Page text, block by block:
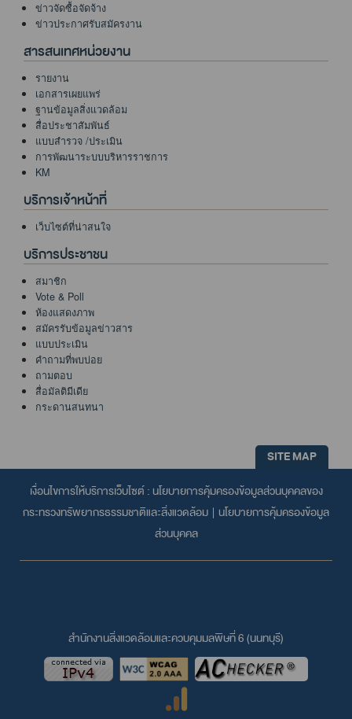
ข่าวจัดซื้อจัดจ้าง
ข่าวประกาศรับสมัครงาน
สารสนเทศหน่วยงาน
รายงาน
เอกสารเผยแพร่
ฐานข้อมูลสิ่งแวดล้อม
สื่อประชาสัมพันธ์
แบบสำรวจ /ประเมิน
การพัฒนาระบบบริหารราชการ
KM
บริการเจ้าหน้าที่
เว็บไซต์ที่น่าสนใจ
บริการประชาชน
สมาชิก
Vote & Poll
ห้องแสดงภาพ
สมัครรับข้อมูลข่าวสาร
แบบประเมิน
คำถามที่พบบ่อย
ถามตอบ
สื่อมัลติมีเดีย
กระดานสนทนา
SITE MAP
เงื่อนไขการให้บริการเว็บไซต์ : นโยบายการคุ้มครองข้อมูลส่วนบุคคลของ
กระทรวงทรัพยากรธรรมชาติและสิ่งแวดล้อม | นโยบายการคุ้มครองข้อมูล
ส่วนบุคคล
สำนักงานสิ่งแวดล้อมและควบคุมมลพิษที่ 6 (นนทบุรี)